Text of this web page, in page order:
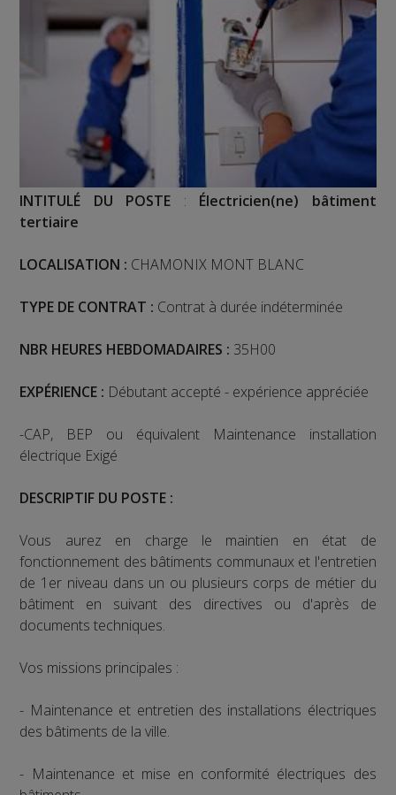
INTITULÉ DU POSTE : Électricien(ne) bâtiment
tertiaire
LOCALISATION : CHAMONIX MONT BLANC
TYPE DE CONTRAT : Contrat à durée indéterminée
NBR HEURES HEBDOMADAIRES : 35H00
EXPÉRIENCE : Débutant accepté - expérience appréciée
-CAP, BEP ou équivalent Maintenance installation
électrique Exigé
DESCRIPTIF DU POSTE :
Vous aurez en charge le maintien en état de
fonctionnement des bâtiments communaux et l'entretien
de 1er niveau dans un ou plusieurs corps de métier du
bâtiment en suivant des directives ou d'après de
documents techniques.
Vos missions principales :
- Maintenance et entretien des installations électriques
des bâtiments de la ville.
- Maintenance et mise en conformité électriques des